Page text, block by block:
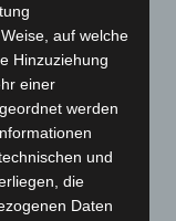
1.887
1.269
auf welche
Hinzuziehung
einer
werden
und
die
Daten